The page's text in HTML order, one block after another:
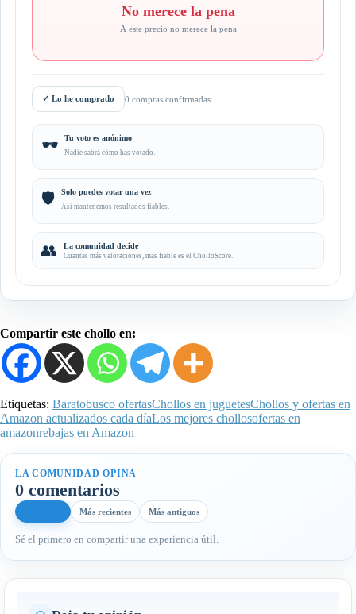
No merece la pena
A este precio no merece la pena
✓ Lo he comprado 0 compras confirmadas
🕶️ Tu voto es anónimo
Nadie sabrá cómo has votado.
🛡️ Solo puedes votar una vez
Así mantenemos resultados fiables.
👥 La comunidad decide
Cuantas más valoraciones, más fiable es el CholloScore.
Compartir este chollo en:
Etiquetas: Baratobusco ofertasChollos en juguetesChollos y ofertas en
Amazon actualizados cada díaLos mejores chollosofertas en
amazonrebajas en Amazon
LA COMUNIDAD OPINA
0 comentarios
Más recientes Más antiguos
Sé el primero en compartir una experiencia útil.